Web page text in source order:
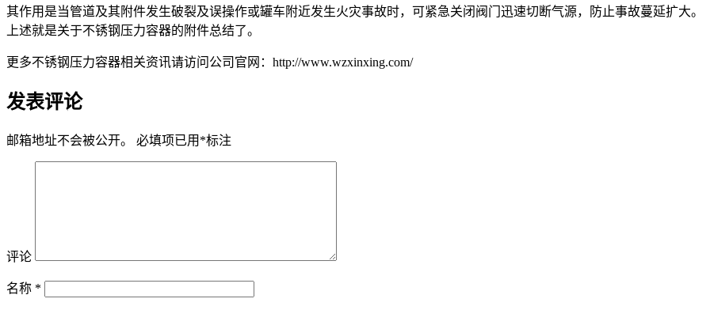
其作用是当管道及其附件发生破裂及误操作或罐车附近发生火灾事故时，可紧急关闭阀门迅速切断气源，防止事故蔓延扩大。
上述就是关于不锈钢压力容器的附件总结了。
更多不锈钢压力容器相关资讯请访问公司官网：http://www.wzxinxing.com/
发表评论
邮箱地址不会被公开。 必填项已用 *标注
评论
名称 *